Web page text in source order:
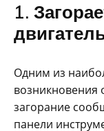
1.
Одним из
возникновения
загорание
панели